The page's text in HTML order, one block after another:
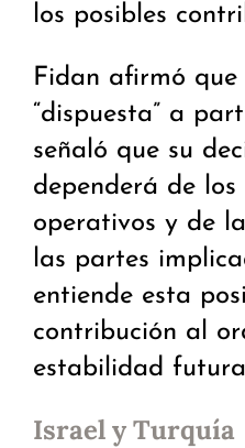
los posibles
Fidan afirmó
“dispuesta” a
señaló que su
dependerá de los
operativos y de
las partes
entiende esta
contribución al
estabilidad
Israel y Turquía